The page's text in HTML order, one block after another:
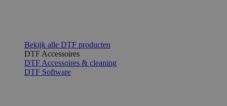
Bekijk alle DTF producten
DTF Accessoires
DTF Accessoires & cleaning
DTF Software